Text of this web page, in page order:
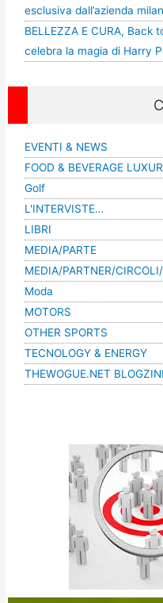
esclusiva dall’azienda
BELLEZZA E CURA, Back
celebra la magia di Harry
EVENTI & NEWS
FOOD & BEVERAGE
Golf
L'INTERVISTE…
LIBRI
MEDIA/PARTE
MEDIA/PARTNER/
Moda
MOTORS
OTHER SPORTS
TECNOLOGY & ENERGY
THEWOGUE.NET